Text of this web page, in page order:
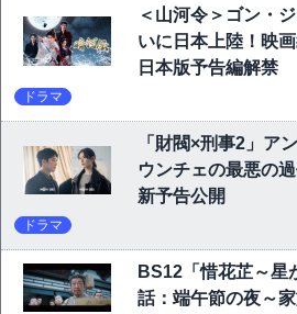
＜山河令＞ゴン・
いに日本上陸！映
日本版予告編解禁
ドラマ
「財閥×刑事2」ア
ウンチェの最悪の
新予告公開
ドラマ
BS12「惜花芷～星
話：端午節の夜～